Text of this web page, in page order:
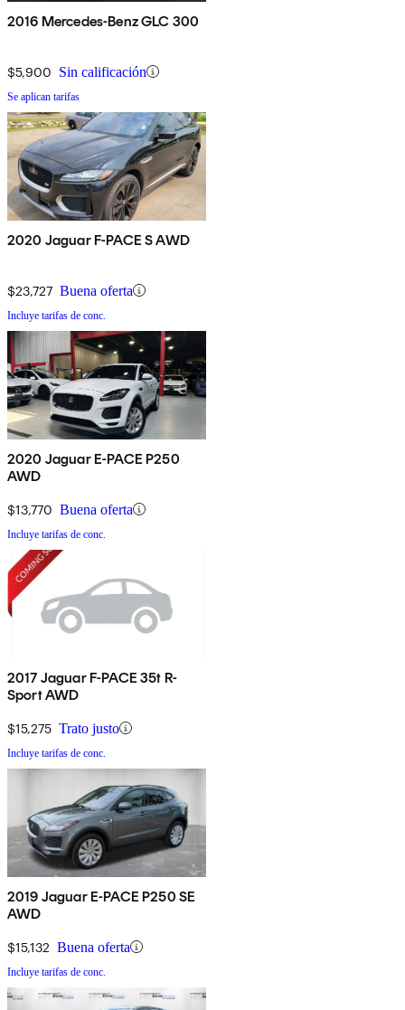
2016 Mercedes-Benz GLC 300
$5,900 Sin calificación
Se aplican tarifas
2020 Jaguar F-PACE S AWD
$23,727 Buena oferta
Incluye tarifas de conc.
2020 Jaguar E-PACE P250
AWD
$13,770 Buena oferta
Incluye tarifas de conc.
2017 Jaguar F-PACE 35t R-
Sport AWD
$15,275 Trato justo
Incluye tarifas de conc.
2019 Jaguar E-PACE P250 SE
AWD
$15,132 Buena oferta
Incluye tarifas de conc.